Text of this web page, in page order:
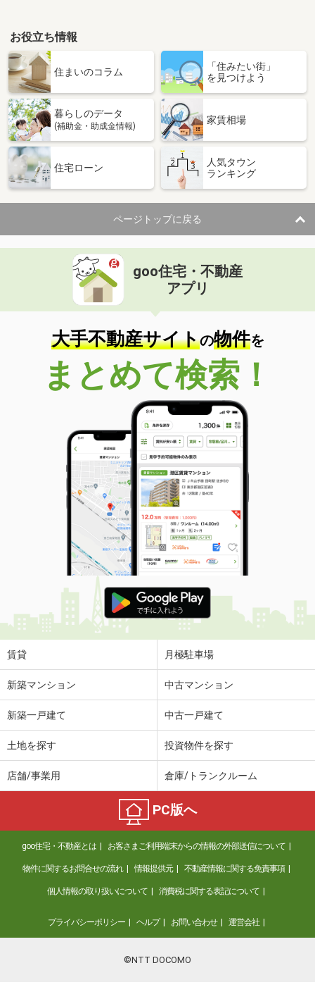
愛知県名古屋市緑区大高町字亀原
価 格
3,700万円
住 所
愛知県名古屋市緑区大高町字亀原
用途地域
１種低層
土地面積 231.35m²
愛知県名古屋市緑区大高町字神宮戸
1,912.20万円
用途地域
１種低層
愛知県豊田市桝塚西町南山
価 格
1,900万円
住 所
土地面積 142.74m²
愛知県豊田市桝塚西町南山
1,700万円
愛知県豊田市桝塚西町南山
用途地域 ２種中高
土地面積
132.05m²
愛知県豊田市市木町谷耳太
価 格
1,680万円
住 所
愛知県豊田市市木町谷耳太
用途地域
１種低層
土地面積 170.11m²
愛知県豊田市市木町谷耳太
価 格
1,680万円
住 所
愛知県豊田市市木町谷耳太
用途地域 １種低層
170.11m²
愛知県春日井市熊野町
2,212万円
住 所
愛知県春日井市熊野町
１種中高
土地面積 228.4m²
愛知県津島市南本町７
398万円
住 所
愛知県津島市南本町７
土地面積
182m²
無指定
お役立ち情報
住まいのコラム
「住みたい街」
を見つけよう
暮らしのデータ
(補助金・助成金情報)
家賃相場
住宅ローン
人気タウン
ランキング
ページトップに戻る
goo住宅・不動産
アプリ
大手不動産サイトの物件を
まとめて検索！
賃貸 月極駐車場
新築マンション 中古マンション
新築一戸建て 中古一戸建て
土地を探す 投資物件を探す
店舗/事業用 倉庫/トランクルーム
PC版へ
goo住宅・不動産とは お客さまご利用端末からの情報の外部送信について
物件に関するお問合せの流れ 情報提供元 不動産情報に関する免責事項
個人情報の取り扱いについて 消費税に関する表記について
プライバシーポリシー ヘルプ お問い合わせ 運営会社
©NTT DOCOMO